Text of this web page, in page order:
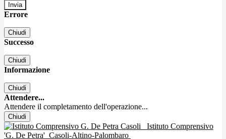
Errore
Chiudi
Successo
Chiudi
Informazione
Chiudi
Attendere...
Attendere il completamento dell'operazione...
Chiudi
Istituto Comprensivo
'G. De Petra' Casoli-Altino-Palombaro